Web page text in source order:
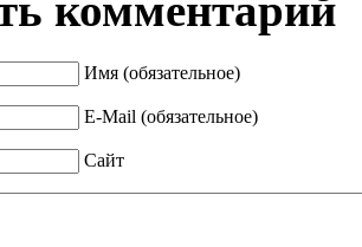
Имя (обязательное)
E-Mail (обязательное)
Сайт